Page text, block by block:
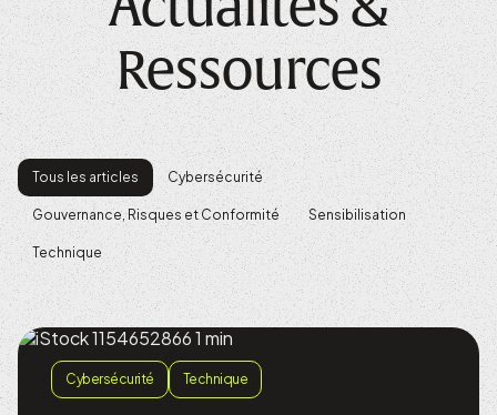
Ressources
Tous les articles Cybersécurité
Gouvernance, Risques et Conformité Sensibilisation
Technique
Cybersécurité Technique